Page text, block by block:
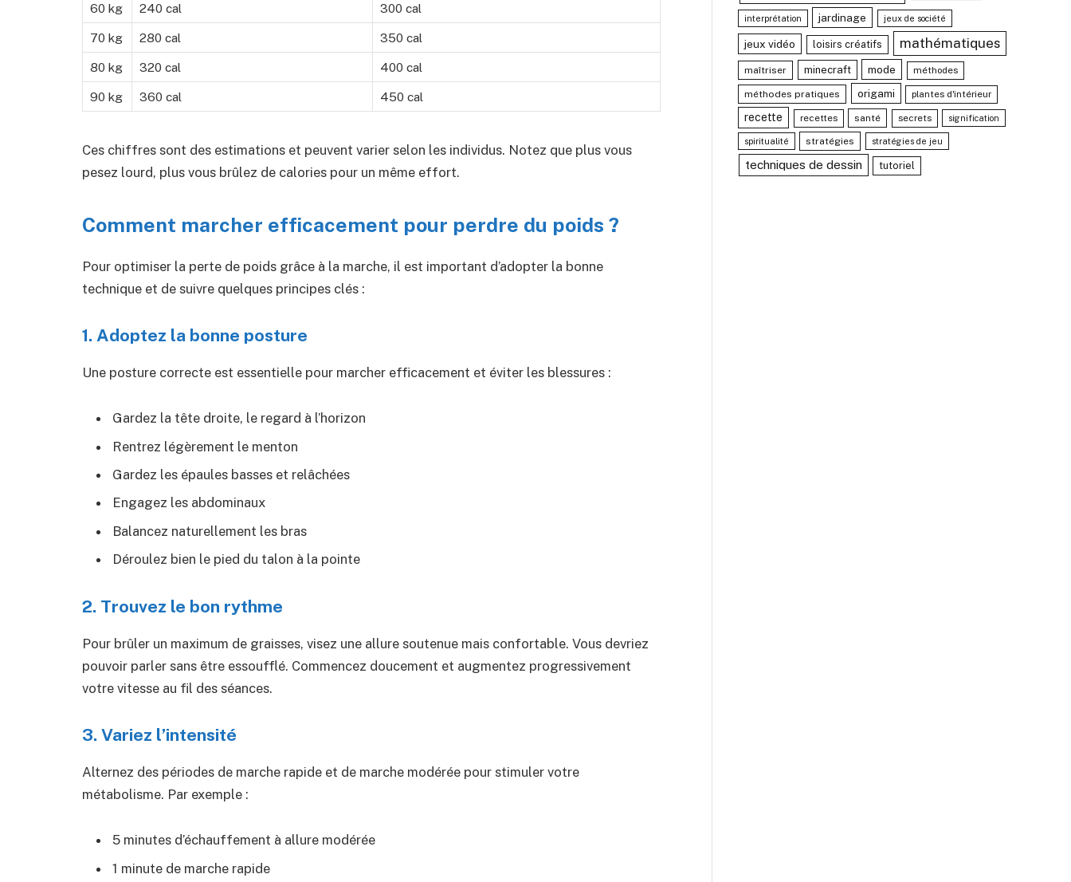
60 kg 240 cal 300 cal
70 kg 280 cal 350 cal
80 kg 320 cal 400 cal
90 kg 360 cal 450 cal
Ces chiffres sont des estimations et peuvent varier selon les individus. Notez que plus vous
pesez lourd, plus vous brûlez de calories pour un même effort.
Comment marcher efficacement pour perdre du poids ?
Pour optimiser la perte de poids grâce à la marche, il est important d’adopter la bonne
technique et de suivre quelques principes clés :
1. Adoptez la bonne posture
Une posture correcte est essentielle pour marcher efficacement et éviter les blessures :
Gardez la tête droite, le regard à l’horizon
Rentrez légèrement le menton
Gardez les épaules basses et relâchées
Engagez les abdominaux
Balancez naturellement les bras
Déroulez bien le pied du talon à la pointe
2. Trouvez le bon rythme
Pour brûler un maximum de graisses, visez une allure soutenue mais confortable. Vous devriez
pouvoir parler sans être essoufflé. Commencez doucement et augmentez progressivement
votre vitesse au fil des séances.
3. Variez l’intensité
Alternez des périodes de marche rapide et de marche modérée pour stimuler votre
métabolisme. Par exemple :
5 minutes d’échauffement à allure modérée
1 minute de marche rapide
interprétation jardinage jeux de société
jeux vidéo loisirs créatifs mathématiques
maîtriser minecraft mode méthodes
méthodes pratiques origami plantes d'intérieur
recette recettes santé secrets signification
spiritualité stratégies stratégies de jeu
techniques de dessin tutoriel